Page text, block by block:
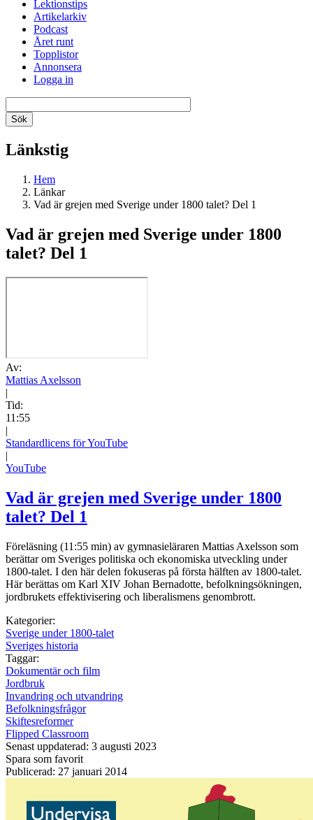
Lektionstips
Artikelarkiv
Podcast
Året runt
Topplistor
Annonsera
Logga in
Länkstig
Hem
Länkar
Vad är grejen med Sverige under 1800 talet? Del 1
Vad är grejen med Sverige under 1800
talet? Del 1
Av:
Mattias Axelsson
|
Tid:
11:55
|
Standardlicens för YouTube
|
YouTube
Vad är grejen med Sverige under 1800
talet? Del 1
Föreläsning (11:55 min) av gymnasieläraren Mattias Axelsson som
berättar om Sveriges politiska och ekonomiska utveckling under
1800-talet. I den här delen fokuseras på första hälften av 1800-talet.
Här berättas om Karl XIV Johan Bernadotte, befolkningsökningen,
jordbrukets effektivisering och liberalismens genombrott.
Kategorier:
Sverige under 1800-talet
Sveriges historia
Taggar:
Dokumentär och film
Jordbruk
Invandring och utvandring
Befolkningsfrågor
Skiftesreformer
Flipped Classroom
Senast uppdaterad: 3 augusti 2023
Spara som favorit
Publicerad: 27 januari 2014